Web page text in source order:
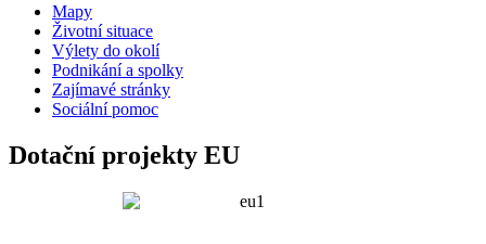
Mapy
Životní situace
Výlety do okolí
Podnikání a spolky
Zajímavé stránky
Sociální pomoc
Dotační projekty EU